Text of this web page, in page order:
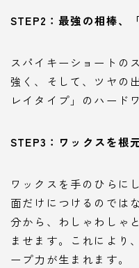
STEP2：最強の相棒、
スパイキーショートの
強く、そして、ツヤの
レイタイプ」のハード
STEP3：ワックスを根
ワックスを手のひらに
面だけにつけるのでは
分から、わしゃわしゃ
ませます。これにより
ープ力が生まれます。